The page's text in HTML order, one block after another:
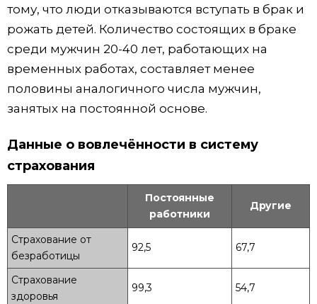
тому, что люди отказываются вступать в брак и
рожать детей. Количество состоящих в браке
среди мужчин 20-40 лет, работающих на
временных работах, составляет менее
половины аналогичного числа мужчин,
занятых на постоянной основе.
Данные о вовлечённости в систему
страхования
Постоянные
работники
Другие
Страхование от
безработицы
92,5 67,7
Страхование
здоровья
99,3 54,7